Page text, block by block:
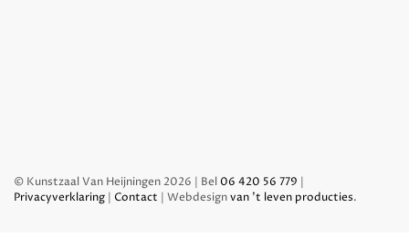
© Kunstzaal Van Heijningen 2026 | Bel 06 420 56 779 |
Privacyverklaring | Contact | Webdesignvan 't leven producties.